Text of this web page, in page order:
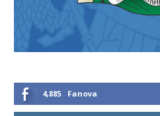
4,885 Fanova